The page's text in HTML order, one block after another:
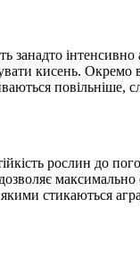
інтенсивно
кисень. Окремо
повільніше,
рослин до
стикаються